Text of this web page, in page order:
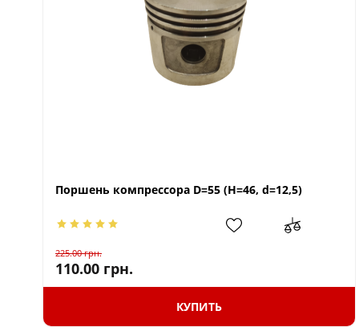
Поршень компрессора D=55 (H=46, d=12,5)
225.00грн.
110.00 грн.
КУПИТЬ